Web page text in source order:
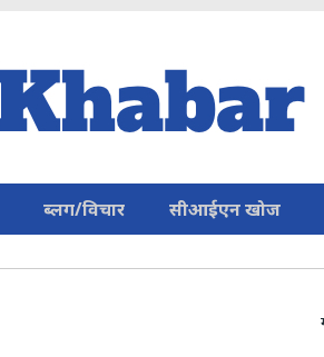
ब्लग/विचार सीआईएन खोज